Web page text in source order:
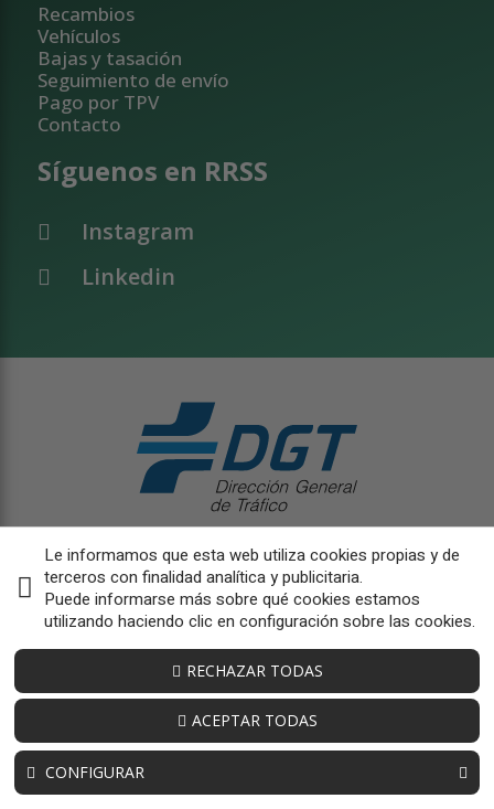
Recambios
Vehículos
Bajas y tasación
Seguimiento de envío
Pago por TPV
Contacto
Síguenos en RRSS
Instagram
Linkedin
Le informamos que esta web utiliza cookies propias y de
terceros con finalidad analítica y publicitaria.
Puede informarse más sobre qué cookies estamos
utilizando haciendo clic en configuración sobre las cookies.
CONFIGURAR
RECHAZAR TODAS
ACEPTAR TODAS